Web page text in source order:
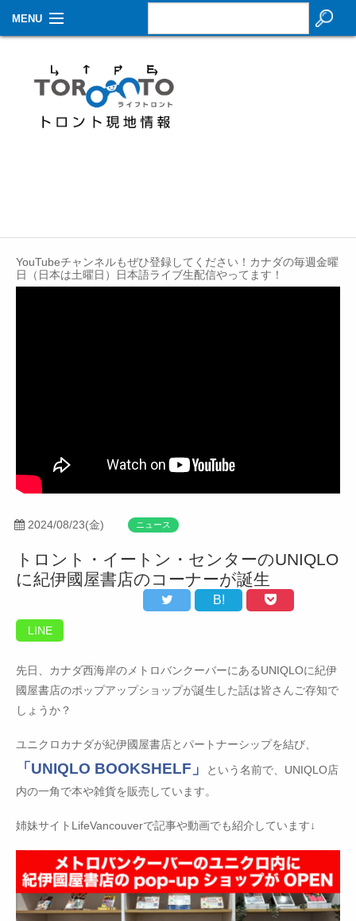
MENU
生活情報
その他
Contact
YouTubeチャンネルもぜひ登録してください！カナダの毎週金曜
日（日本は土曜日）日本語ライブ生配信やってます！
2024/08/23(金) ニュース
トロント・イートン・センターのUNIQLO
に紀伊國屋書店のコーナーが誕生
B!
LINE
先日、カナダ西海岸のメトロバンクーバーにあるUNIQLOに紀伊
國屋書店のポップアップショップが誕生した話は皆さんご存知で
しょうか？
ユニクロカナダが紀伊國屋書店とパートナーシップを結び、
「UNIQLO BOOKSHELF」
という名前で、UNIQLO店
内の一角で本や雑貨を販売しています。
姉妹サイトLifeVancouverで記事や動画でも紹介しています↓